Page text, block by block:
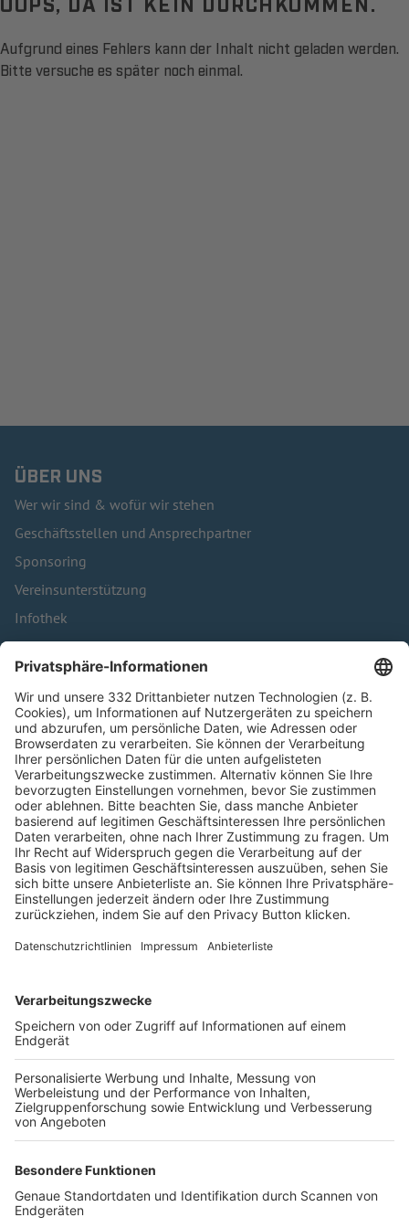
Aufgrund eines Fehlers kann der Inhalt nicht geladen werden.
Bitte versuche es später noch einmal.
ÜBER UNS
Wer wir sind & wofür wir stehen
Geschäftsstellen und Ansprechpartner
Sponsoring
Vereinsunterstützung
Infothek
Kontakt
HÄUFIG BESUCHTE SEITEN
Pässe und Vereinswechsel
Trainerausbildung
Schulungsangebot Vereinsmitarbeiter
BFV-Geschäftsstellen
Trainerbörse
Login SpielPlus
FOLGE DEM BFV
TOP-VEREINE
TOP-PARTNER